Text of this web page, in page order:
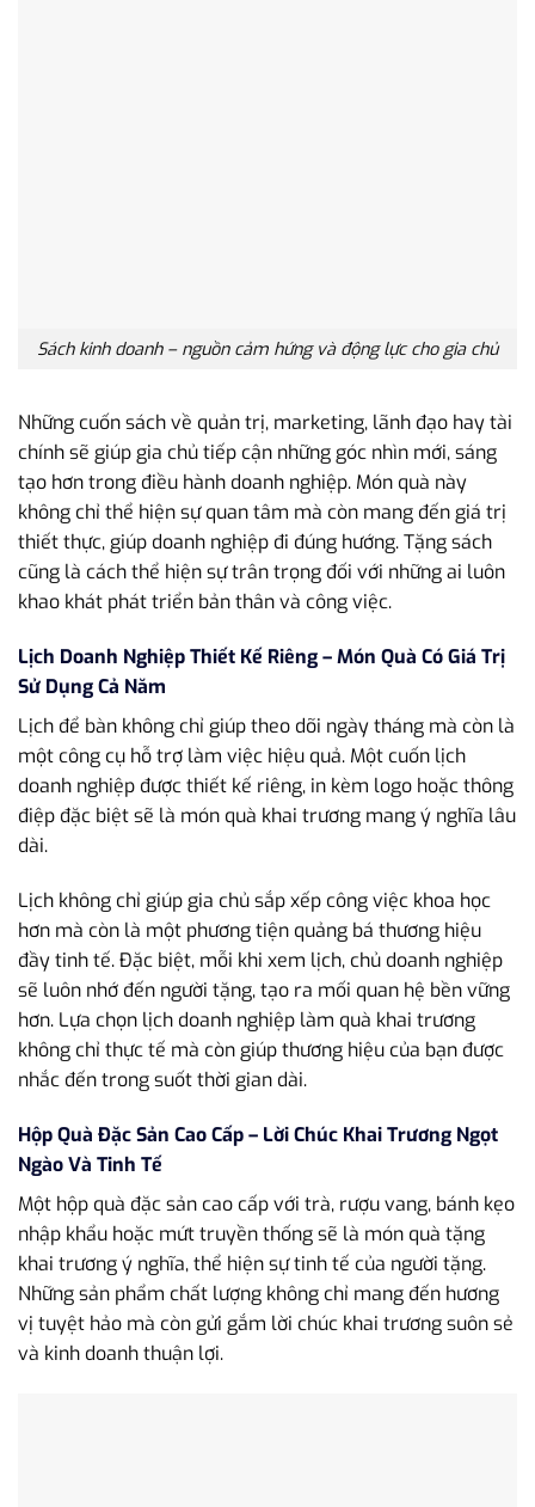
Sách kinh doanh – nguồn cảm hứng và động lực cho gia chủ
Những cuốn sách về quản trị, marketing, lãnh đạo hay tài
chính sẽ giúp gia chủ tiếp cận những góc nhìn mới, sáng
tạo hơn trong điều hành doanh nghiệp. Món quà này
không chỉ thể hiện sự quan tâm mà còn mang đến giá trị
thiết thực, giúp doanh nghiệp đi đúng hướng. Tặng sách
cũng là cách thể hiện sự trân trọng đối với những ai luôn
khao khát phát triển bản thân và công việc.
Lịch Doanh Nghiệp Thiết Kế Riêng – Món Quà Có Giá Trị
Sử Dụng Cả Năm
Lịch để bàn không chỉ giúp theo dõi ngày tháng mà còn là
một công cụ hỗ trợ làm việc hiệu quả. Một cuốn lịch
doanh nghiệp được thiết kế riêng, in kèm logo hoặc thông
điệp đặc biệt sẽ là món quà khai trương mang ý nghĩa lâu
dài.
Lịch không chỉ giúp gia chủ sắp xếp công việc khoa học
hơn mà còn là một phương tiện quảng bá thương hiệu
đầy tinh tế. Đặc biệt, mỗi khi xem lịch, chủ doanh nghiệp
sẽ luôn nhớ đến người tặng, tạo ra mối quan hệ bền vững
hơn. Lựa chọn lịch doanh nghiệp làm quà khai trương
không chỉ thực tế mà còn giúp thương hiệu của bạn được
nhắc đến trong suốt thời gian dài.
Hộp Quà Đặc Sản Cao Cấp – Lời Chúc Khai Trương Ngọt
Ngào Và Tinh Tế
Một hộp quà đặc sản cao cấp với trà, rượu vang, bánh kẹo
nhập khẩu hoặc mứt truyền thống sẽ là món quà tặng
khai trương ý nghĩa, thể hiện sự tinh tế của người tặng.
Những sản phẩm chất lượng không chỉ mang đến hương
vị tuyệt hảo mà còn gửi gắm lời chúc khai trương suôn sẻ
và kinh doanh thuận lợi.